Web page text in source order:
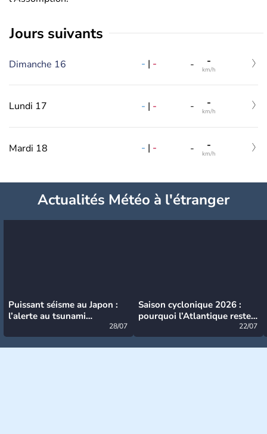
jours suivants
Dimanche 16 - | - - -
km/h
Lundi 17 - | - - -
km/h
Mardi 18 - | - - -
km/h
Actualités Météo à l'étranger
Puissant séisme au Japon :
l’alerte au tsunami
28/07
Saison cyclonique 2026 :
pourquoi l’Atlantique reste
22/07